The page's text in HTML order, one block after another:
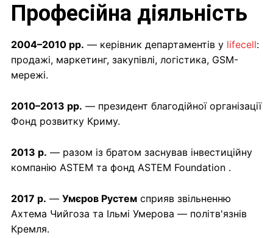
Професійна діяльність
2004–2010 рр. — керівник департаментів у lifecell:
продажі, маркетинг, закупівлі, логістика, GSM-
мережі.
2010–2013 рр. — президент благодійної організації
Фонд розвитку Криму.
2013 р. — разом із братом заснував інвестиційну
компанію ASTEM та фонд ASTEM Foundation .
2017 р. — Умєров Рустем сприяв звільненню
Ахтема Чийгоза та Ільмі Умерова — політв'язнів
Кремля.